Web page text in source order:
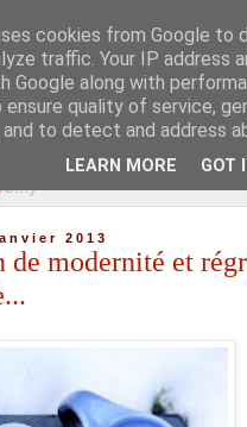
2013
de modernité et
cookies from Google to
traffic. Your IP address
Google along with
quality of service,
to detect and address
LEARN MORE GOT